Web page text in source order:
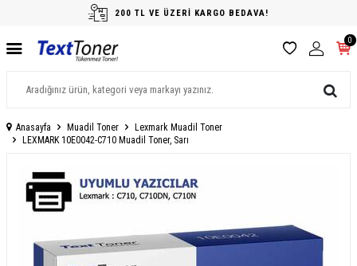
200 TL VE ÜZERİ KARGO BEDAVA!
0
Anasayfa Muadil Toner
Lexmark Muadil Toner
LEXMARK 10E0042-C710 Muadil Toner, Sarı